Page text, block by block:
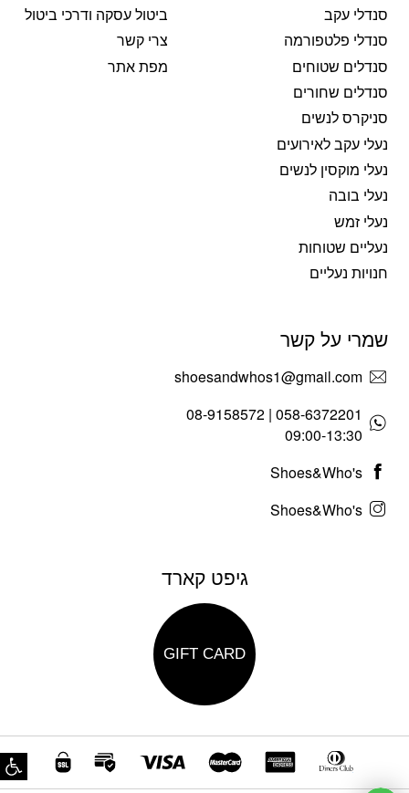
סנדלי עקב
סנדלי פלטפורמה
סנדלים שטוחים
סנדלים שחורים
סניקרס לנשים
נעלי עקב לאירועים
נעלי מוקסין לנשים
נעלי בובה
נעלי זמש
נעליים שטוחות
חנויות נעליים
ביטול עסקה ודרכי ביטול
צרי קשר
מפת אתר
שמרי על קשר
shoesandwhos1@gmail.com
058-6372201 | 08-9158572
09:00-13:30
Shoes&Who's
Shoes&Who's
גיפט קארד
GIFT CARD